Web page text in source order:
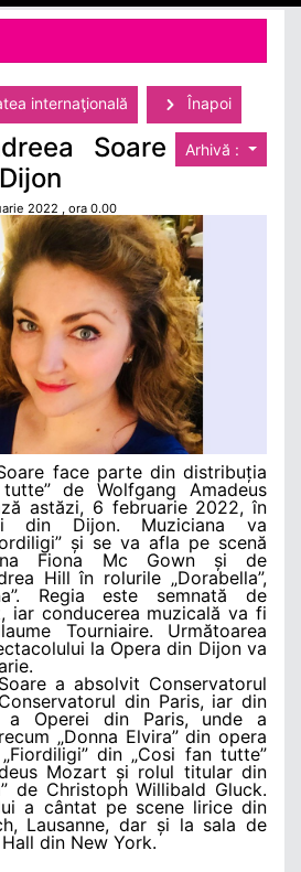
internaţională Înapoi
Arhivă :
Soare
2022 , ora 0.00
face parte din distribuția
de Wolfgang Amadeus
astăzi, 6 februarie 2022, în
din Dijon. Muziciana va
și se va afla pe scenă
Fiona Mc Gown și de
Hill în rolurile „Dorabella”,
Regia este semnată de
iar conducerea muzicală va fi
Tourniaire. Următoarea
la Opera din Dijon va
a absolvit Conservatorul
din Paris, iar din
a Operei din Paris, unde a
„Donna Elvira” din opera
din „Cosi fan tutte”
Mozart și rolul titular din
de Christoph Willibald Gluck.
a cântat pe scene lirice din
Lausanne, dar și la sala de
din New York.